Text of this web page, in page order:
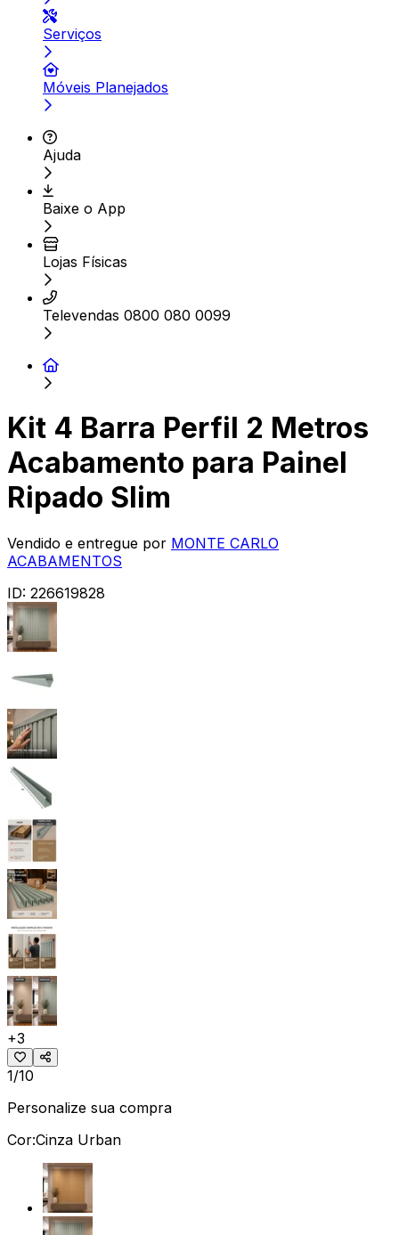
Serviços
Móveis Planejados
Ajuda
Baixe o App
Lojas Físicas
Televendas 0800 080 0099
Kit 4 Barra Perfil 2 Metros
Acabamento para Painel
Ripado Slim
Vendido e entregue por MONTE CARLO
ACABAMENTOS
ID: 226619828
+3
1/10
Personalize sua compra
Cor:Cinza Urban